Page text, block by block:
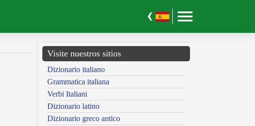
Visite nuestros sitios
Dizionario italiano
Grammatica italiana
Verbi Italiani
Dizionario latino
Dizionario greco antico